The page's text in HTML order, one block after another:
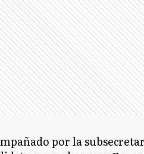
por la